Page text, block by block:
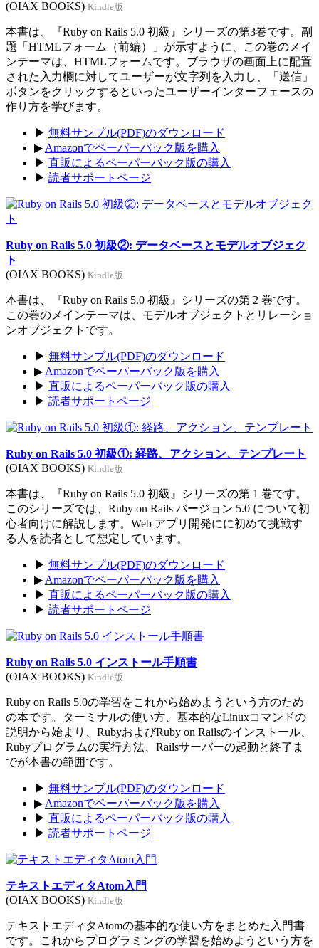
(OIAX BOOKS) Kindle版
本書は、『Ruby on Rails 5.0 初級』シリーズの第3巻です。副
題「HTMLフォーム（前編）」が示すように、この巻のメイ
ンテーマは、HTMLフォームです。ブラウザの画面上に配置
された入力欄に対してユーザーが文字列を入力し、「送信」
ボタンをクリックするといったユーザーインターフェースの
作り方を学びます。
▶ 無料サンプル(PDF)のダウンロード
▶ Amazonでペーパーバック版を購入
▶ 直販によるペーパーバック版の購入
▶ 読者サポートページ
Ruby on Rails 5.0 初級②: データベースとモデルオブジェク
ト
(OIAX BOOKS) Kindle版
本書は、『Ruby on Rails 5.0 初級』シリーズの第 2 巻です。
この巻のメインテーマは、モデルオブジェクトとリレーショ
ンオブジェクトです。
▶ 無料サンプル(PDF)のダウンロード
▶ Amazonでペーパーバック版を購入
▶ 直販によるペーパーバック版の購入
▶ 読者サポートページ
Ruby on Rails 5.0 初級①: 経路、アクション、テンプレート
(OIAX BOOKS) Kindle版
本書は、『Ruby on Rails 5.0 初級』シリーズの第 1 巻です。
このシリーズでは、Ruby on Rails バージョン 5.0 について初
心者向けに解説します。Web アプリ開発にに初めて挑戦す
る人を読者として想定しています。
▶ 無料サンプル(PDF)のダウンロード
▶ Amazonでペーパーバック版を購入
▶ 直販によるペーパーバック版の購入
▶ 読者サポートページ
Ruby on Rails 5.0 インストール手順書
(OIAX BOOKS) Kindle版
Ruby on Rails 5.0の学習をこれから始めようという方のため
の本です。ターミナルの使い方、基本的なLinuxコマンドの
説明から始まり、RubyおよびRuby on Railsのインストール、
Rubyプログラムの実行方法、Railsサーバーの起動と終了ま
でが本書の範囲です。
▶ 無料サンプル(PDF)のダウンロード
▶ Amazonでペーパーバック版を購入
▶ 直販によるペーパーバック版の購入
▶ 読者サポートページ
テキストエディタAtom入門
(OIAX BOOKS) Kindle版
テキストエディタAtomの基本的な使い方をまとめた入門書
です。これからプログラミングの学習を始めようという方を